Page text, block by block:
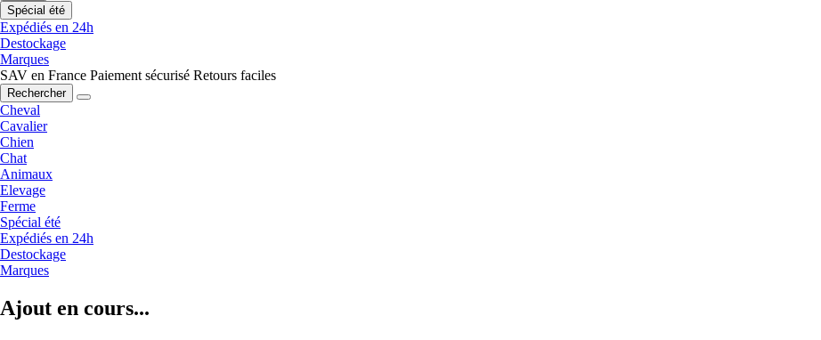
Spécial été
Expédiés en 24h
Destockage
Marques
SAV en France Paiement sécurisé Retours faciles
Rechercher
Cheval
Cavalier
Chien
Chat
Animaux
Elevage
Ferme
Spécial été
Expédiés en 24h
Destockage
Marques
Ajout en cours...